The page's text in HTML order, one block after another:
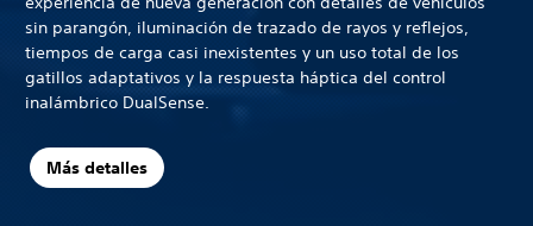
sin parangón, iluminación de trazado de rayos y reflejos,
tiempos de carga casi inexistentes y un uso total de los
gatillos adaptativos y la respuesta háptica del control
inalámbrico DualSense.
Más detalles